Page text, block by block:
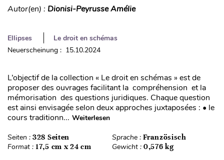
Autor(en) : Dionisi-Peyrusse Amélie
Ellipses
Le droit en schémas
Neuerscheinung : 15.10.2024
L’objectif de la collection « Le droit en schémas » est de
proposer des ouvrages facilitant la compréhension et la
mémorisation des questions juridiques. Chaque question
est ainsi envisagée selon deux approches juxtaposées : • le
cours traditionn... Weiterlesen
Seiten : 328 Seiten Sprache : Französisch
Format : 17,5 cm x 24 cm Gewicht : 0,576 kg